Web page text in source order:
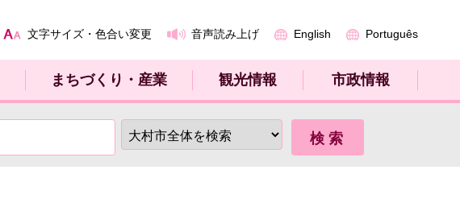
文字サイズ・色合い変更 音声読み上げ English Português
まちづくり・産業 観光情報 市政情報